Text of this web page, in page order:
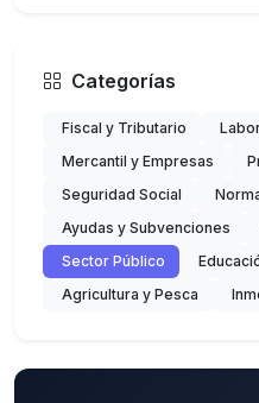
Categorías
Fiscal y Tributario
Mercantil y Empresas
Seguridad Social
Ayudas y Subvenciones
Sector Público
Agricultura y Pesca